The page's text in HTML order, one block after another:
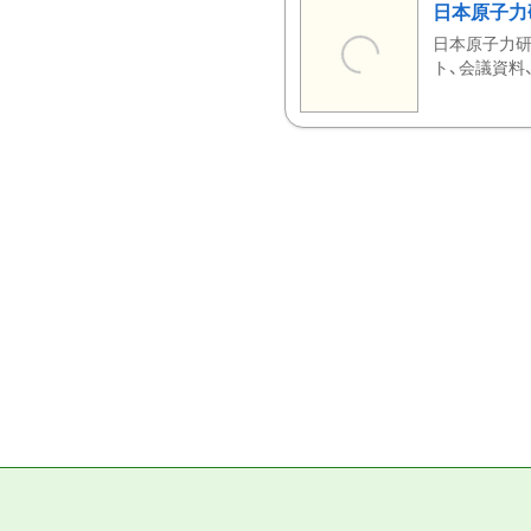
日本原子
日本原子力
ト、会議資